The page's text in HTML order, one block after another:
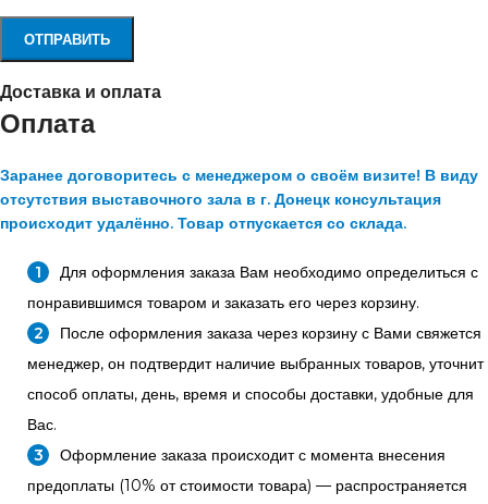
Доставка и оплата
Оплата
Заранее договоритесь с менеджером о своём визите! В виду
отсутствия выставочного зала в г. Донецк консультация
происходит удалённо. Товар отпускается со склада.
Для оформления заказа Вам необходимо определиться с
понравившимся товаром и заказать его через корзину.
После оформления заказа через корзину с Вами свяжется
менеджер, он подтвердит наличие выбранных товаров, уточнит
способ оплаты, день, время и способы доставки, удобные для
Вас.
Оформление заказа происходит с момента внесения
предоплаты (10% от стоимости товара) — распространяется